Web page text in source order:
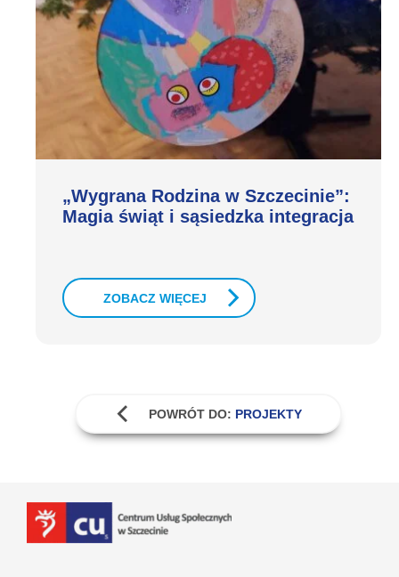
„Wygrana Rodzina w Szczecinie”:
Magia świąt i sąsiedzka integracja
ZOBACZ WIĘCEJ
POWRÓT DO: PROJEKTY